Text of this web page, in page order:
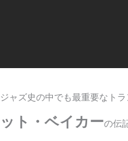
ジャズ史の中でも最重要なト
ット・ベイカーの伝